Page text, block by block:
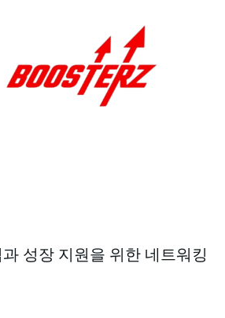
성장 지원을 위한 네트워킹